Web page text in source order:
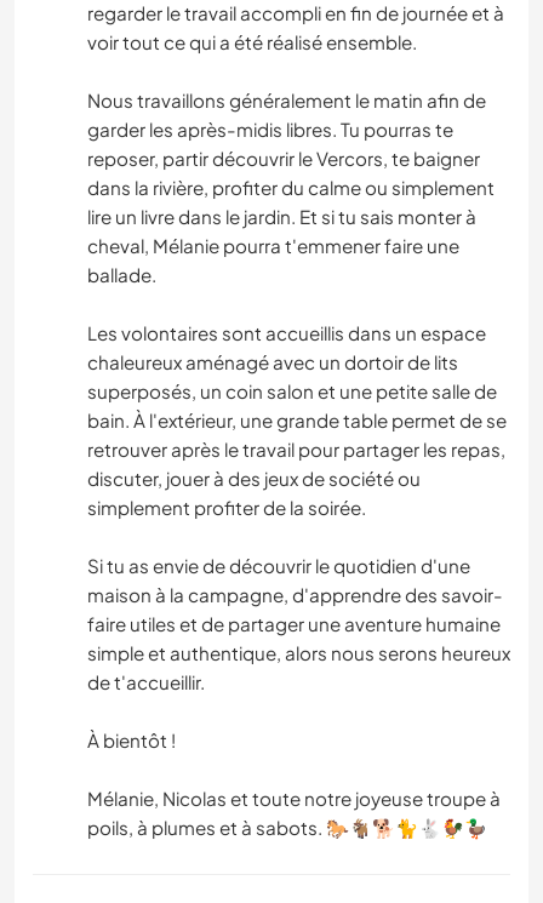
regarder le travail accompli en fin de journée et à
voir tout ce qui a été réalisé ensemble.
Nous travaillons généralement le matin afin de
garder les après-midis libres. Tu pourras te
reposer, partir découvrir le Vercors, te baigner
dans la rivière, profiter du calme ou simplement
lire un livre dans le jardin. Et si tu sais monter à
cheval, Mélanie pourra t'emmener faire une
ballade.
Les volontaires sont accueillis dans un espace
chaleureux aménagé avec un dortoir de lits
superposés, un coin salon et une petite salle de
bain. À l'extérieur, une grande table permet de se
retrouver après le travail pour partager les repas,
discuter, jouer à des jeux de société ou
simplement profiter de la soirée.
Si tu as envie de découvrir le quotidien d'une
maison à la campagne, d'apprendre des savoir-
faire utiles et de partager une aventure humaine
simple et authentique, alors nous serons heureux
de t'accueillir.
À bientôt !
Mélanie, Nicolas et toute notre joyeuse troupe à
poils, à plumes et à sabots. 🐎🐐🐕🐈🐇🐓🦆